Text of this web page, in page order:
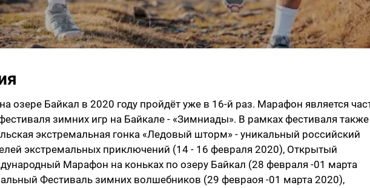
озере Байкал в 2020 году пройдёт уже в 16-й раз. Марафон является
зимних игр на Байкале - «Зимниады». В рамках фестиваля также
экстремальная гонка «Ледовый шторм» - уникальный российский
экстремальных приключений (14 - 16 февраля 2020), Открытый
Марафон на коньках по озеру Байкал (28 февраля -01 марта
Фестиваль зимних волшебников (29 февраоя -01 марта 2020),